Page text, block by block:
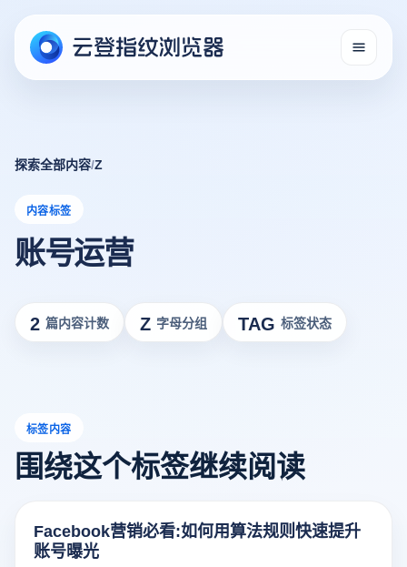
探索全部内容/Z
内容标签
账号运营
2 篇内容计数 Z 字母分组 TAG 标签状态
标签内容
围绕这个标签继续阅读
Facebook营销必看:如何用算法规则快速提升
账号曝光